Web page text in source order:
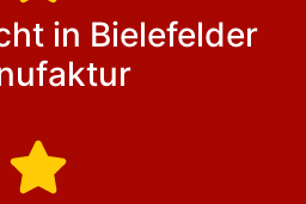
in Bielefelder